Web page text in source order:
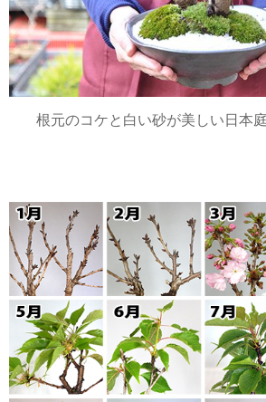
こんなご時世の中、本当に綺麗で
度は長く長く育てて行きたいと思
に
届きました
評価：★★★★★
丁寧
丁寧な梱包で無事届きました。開
が、長い趣味にしたいと思います
んでおり、華が増えたと感じます
根元のコケと白い砂が美しい日本